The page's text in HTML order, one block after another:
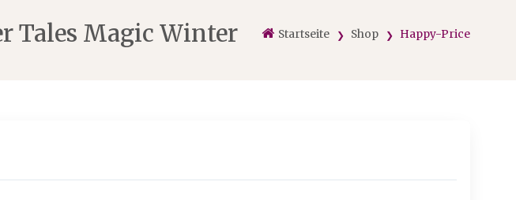
Startseite Shop Happy-Price
Tales Magic Winter